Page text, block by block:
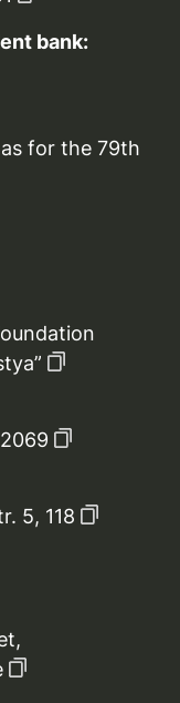
bank:
for the 79th
5, 118